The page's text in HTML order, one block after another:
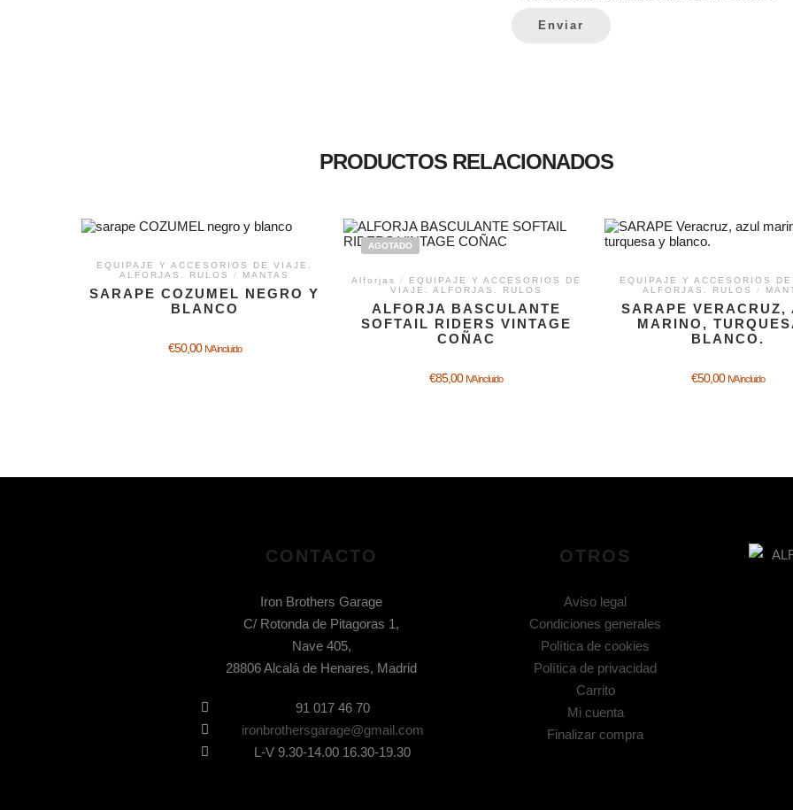
PRODUCTOS RELACIONADOS
EQUIPAJE Y ACCESORIOS DE VIAJE.
ALFORJAS. RULOS
/ MANTAS
SARAPE COZUMEL NEGRO Y
BLANCO
€50,00 IVA incluido
AGOTADO
Alforjas /
EQUIPAJE Y ACCESORIOS DE
VIAJE. ALFORJAS. RULOS
ALFORJA BASCULANTE
SOFTAIL RIDERS VINTAGE
COÑAC
€85,00 IVA incluido
EQUIPAJE Y ACCESORIOS
ALFORJAS. RULOS
/
SARAPE VERACRUZ,
MARINO,
BLANCO.
€50,00 IVA incluido
CONTACTO
Iron Brothers Garage
C/ Rotonda de Pitagoras 1,
Nave 405,
28806 Alcalá de Henares, Madrid
91 017 46 70
ironbrothersgarage@gmail.com
L-V 9.30-14.00 16.30-19.30
OTROS
Aviso legal
Condiciones generales
Política de cookies
Política de privacidad
Carrito
Mi cuenta
Finalizar compra